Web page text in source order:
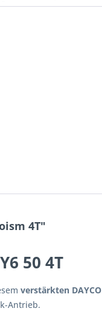
4T"
50 4T
verstärkten
Antrieb.